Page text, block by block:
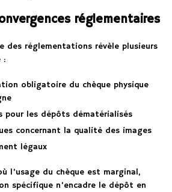
réglementaires
des réglementations révèle plusieurs
:
obligatoire du chèque physique
pour les dépôts dématérialisés
concernant la qualité des images
légaux
l’usage du chèque est marginal,
spécifique n’encadre le dépôt en